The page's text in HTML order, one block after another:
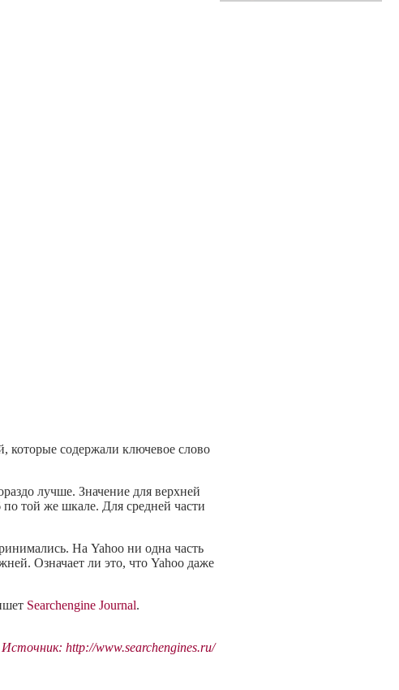
которые содержали ключевое слово
лучше. Значение для верхней
по той же шкале. Для средней части
На Yahoo ни одна часть
Означает ли это, что Yahoo даже
Searchengine Journal.
Источник: http://www.searchengines.ru/